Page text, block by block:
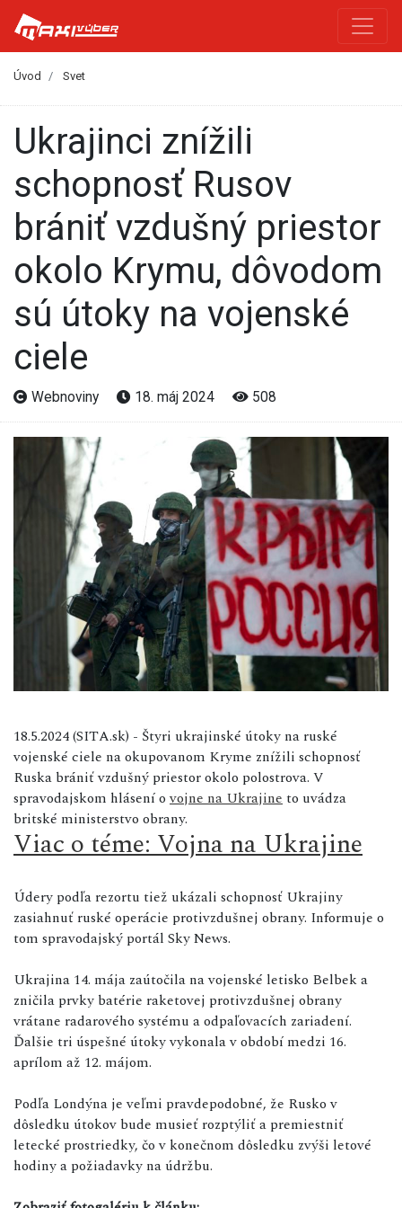
Úvod Svet
Ukrajinci znížili
schopnosť Rusov
brániť vzdušný priestor
okolo Krymu, dôvodom
sú útoky na vojenské
ciele
Webnoviny 18. máj 2024 508
18.5.2024 (SITA.sk) - Štyri ukrajinské útoky na ruské
vojenské ciele na okupovanom Kryme znížili schopnosť
Ruska brániť vzdušný priestor okolo polostrova. V
spravodajskom hlásení ovojne na Ukrajineto uvádza
britské ministerstvo obrany.
Viac o téme: Vojna na Ukrajine
Údery podľa rezortu tiež ukázali schopnosť Ukrajiny
zasiahnuť ruské operácie protivzdušnej obrany. Informuje o
tom spravodajský portál Sky News.
Ukrajina 14. mája zaútočila na vojenské letisko Belbek a
zničila prvky batérie raketovej protivzdušnej obrany
vrátane radarového systému a odpaľovacích zariadení.
Ďalšie tri úspešné útoky vykonala v období medzi 16.
aprílom až 12. májom.
Podľa Londýna je veľmi pravdepodobné, že Rusko v
dôsledku útokov bude musieť rozptýliť a premiestniť
letecké prostriedky, čo v konečnom dôsledku zvýši letové
hodiny a požiadavky na údržbu.